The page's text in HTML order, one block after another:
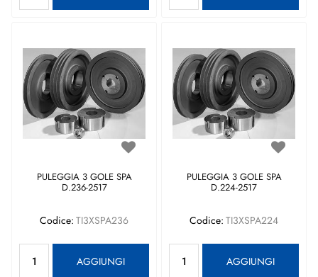
PULEGGIA 3 GOLE SPA
D.236-2517
Codice: TI3XSPA236
AGGIUNGI
PULEGGIA 3 GOLE SPA
D.224-2517
Codice: TI3XSPA224
AGGIUNGI